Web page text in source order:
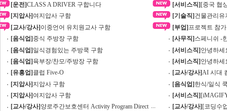
[운전]CLASS A DRIVER 구합니다
[지압사] 여지압사 구함
[교사/강사]이중언어 유치원교사 구함
[음식업] 중식 주방장 구함
[음식업]일식경험있는 주방쿡 구함
[음식업]육부장/찬모/주방장 구함
[유흥업] 클럽 Five-O
[지압사]지압사 구함
[지압사] 여지압사 구함
...
[교사/강사] 양로주간보호센터 Activity Program Direct
[서비스직] [중국 협
항저우,이우), 강소성
공급업체 제조업체
통역
[기술직] 건물관리유
[부업]프로젝트 참
[사무직] 스페니쉬 -
[서비스직]안녕하세
[서비스직]안녕하세
[교사/강사]AI 시대
[음식업]한식/일식
[서비스직]
디자인 특별 프로모
[교사/강사] [코딩수